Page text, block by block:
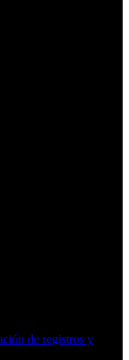
de registros y